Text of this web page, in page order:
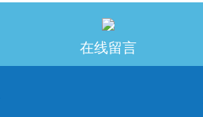
在线留言